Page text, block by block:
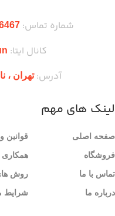
شماره تماس:
کانال ایتا:
آدرس:تهران ،‌
لینک های مهم
صفحه اصلی
فروشگاه
تماس با ما
درباره ما
قوانین
روش
شرایط